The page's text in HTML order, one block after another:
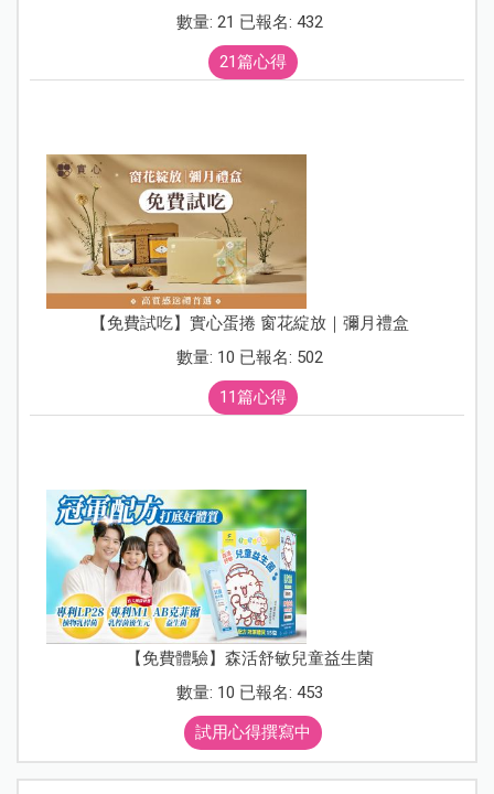
數量: 21 已報名: 432
21篇心得
【免費試吃】實心蛋捲 窗花綻放｜彌月禮盒
數量: 10 已報名: 502
11篇心得
【免費體驗】森活舒敏兒童益生菌
數量: 10 已報名: 453
試用心得撰寫中